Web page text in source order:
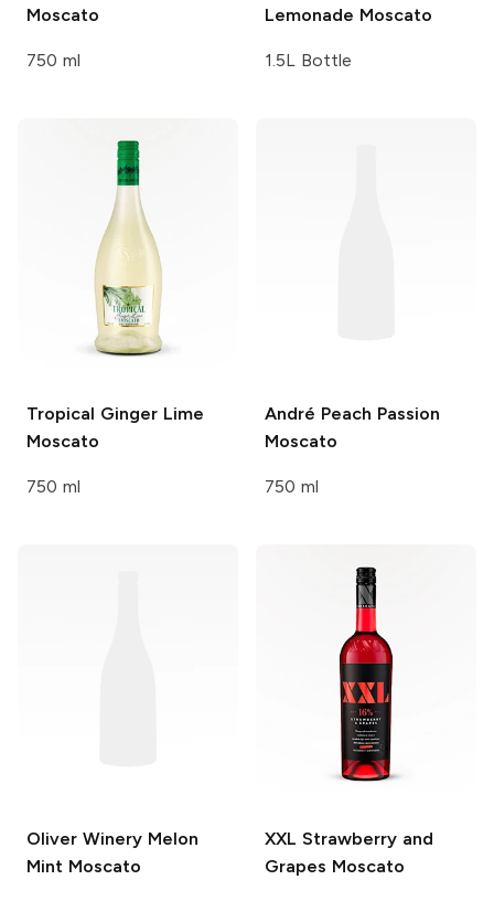
Moscato
750 ml
Lemonade Moscato
1.5L Bottle
Tropical Ginger Lime
Moscato
750 ml
André Peach Passion
Moscato
750 ml
Oliver WineryMelon
Mint Moscato
XXL Strawberry and
Grapes Moscato